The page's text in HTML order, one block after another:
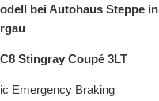
bei Autohaus Steppe in
Stingray Coupé 3LT
Emergency Braking